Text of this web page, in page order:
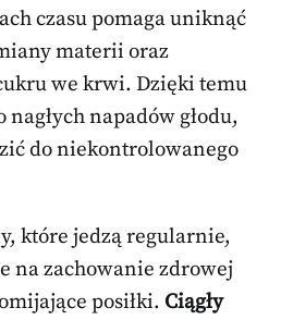
czasu pomaga uniknąć
materii oraz
we krwi. Dzięki temu
napadów głodu,
do niekontrolowanego
które jedzą regularnie,
na zachowanie zdrowej
posiłki. Ciągły